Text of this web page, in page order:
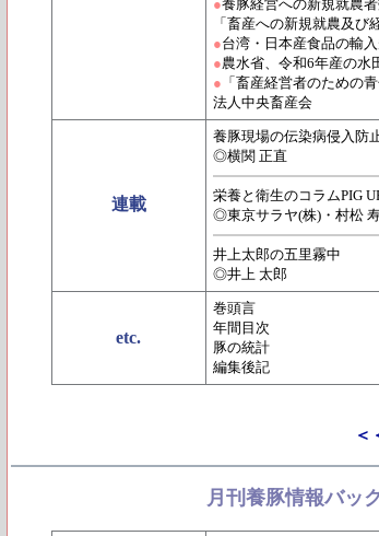
●養豚経営への新規就農
「畜産への新規就農及
●台湾・日本産食品の輸
●農水省、令和6年産の水
● 「畜産経営者のための
法人中央畜産会
連載
養豚現場の伝染病侵入防
◎横関 正直
栄養と衛生のコラムPIG
◎東京サラヤ(株)・村松
井上太郎の五里霧中
◎井上 太郎
etc.
巻頭言
年間目次
豚の統計
編集後記
＜
月刊養豚情報バッ